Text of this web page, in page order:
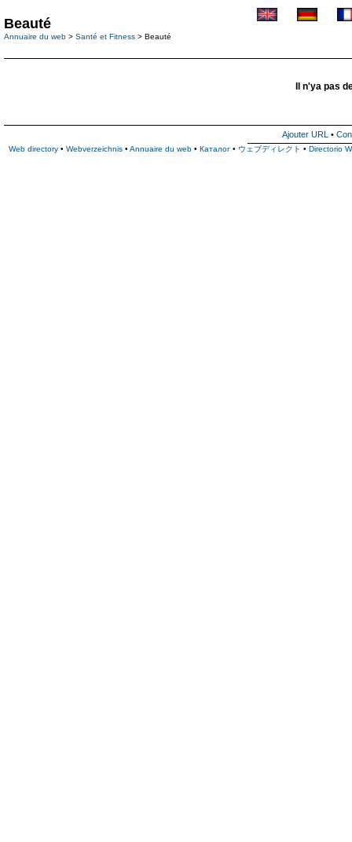
Beauté
Annuaire du web > Santé et Fitness > Beauté
Il n'ya pas
Ajouter URL •
Web directory • Webverzeichnis • Annuaire du web • Каталог • ウェブディレクト • Directorio